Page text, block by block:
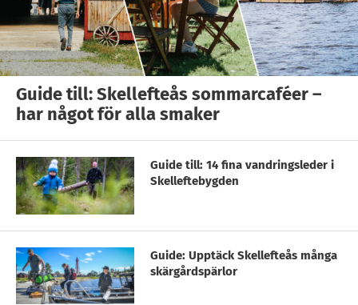
Guide till: Skellefteås sommarcaféer –
har något för alla smaker
Guide till: 14 fina vandringsleder i
Skelleftebygden
Guide: Upptäck Skellefteås många
skärgårdspärlor